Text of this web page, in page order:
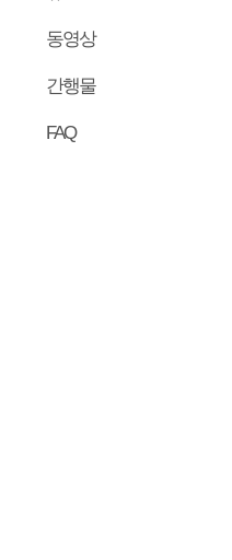
동영상
간행물
FAQ